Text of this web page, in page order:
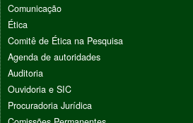
Comunicação
Ética
Comitê de Ética na Pesquisa
Agenda de autoridades
Auditoria
Ouvidoria e SIC
Procuradoria Jurídica